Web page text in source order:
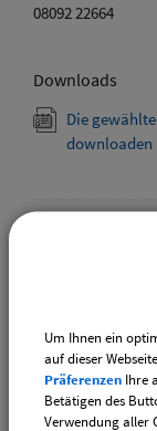
Geltinger Str. 18
85652 Pliening
08092 22664
Downloads
Die
downloaden
Um Ihnen ein
auf dieser
Präferenzen Ihre
Betätigen des
Verwendung aller